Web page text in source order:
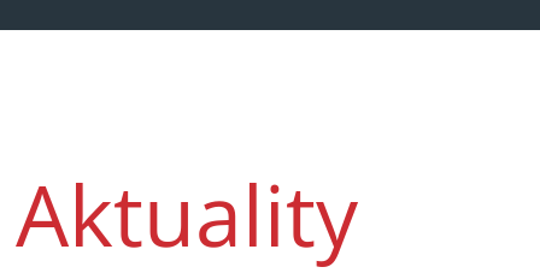
Aktuality